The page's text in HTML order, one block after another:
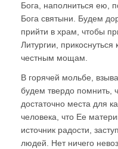
Бога, наполниться ею,
Бога святыни. Будем
прийти в храм, чтобы
Литургии,
честным мощам.
В горячей мольбе,
будем твердо помнить,
достаточно места для
человека, что Ее
источник радости,
людей. Нет ничего